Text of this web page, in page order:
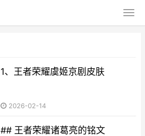
1、王者荣耀虞姬京剧皮肤
2026-02-14
## 王者荣耀诸葛亮的铭文